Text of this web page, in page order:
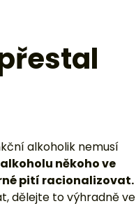
alkoholik nemusí
někoho ve
pití racionalizovat.
dělejte to výhradně ve